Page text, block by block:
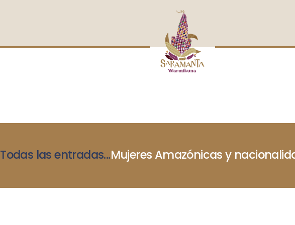
Todas las entradas...Mujeres Amazónicas y
BLOG
MUJERES DEFENSORAS
COMERCIO JUSTO